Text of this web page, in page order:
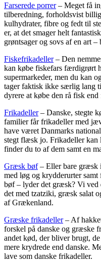
Farserede porrer– Meget få
tilberedning, forholdsvist
kulhydrater, fibre og fedt til
er, at det smager helt
grøntsager og sovs af en art
Fiskefrikadeller– Den
kan købe fiskefars færdigrørt
supermarkeder, men du kan
tager faktisk ikke særlig lang
dyrere at købe den rå fisk end
Frikadeller– Danske, stegte
familier får frikadeller med
have været Danmarks
stegt flæsk jo. Frikadeller kan
finder du to af dem samt en
Græsk bøf– Eller bare græsk
med løg og krydderurter samt
bøf – lyder det græsk? Vi ved
det med tzatziki, græsk salat
af Grækenland.
Græske frikadeller– Af
forskel på danske og græske
andet kød, der bliver brugt,
mere krydrede end danske.
lave som danske frikadeller.